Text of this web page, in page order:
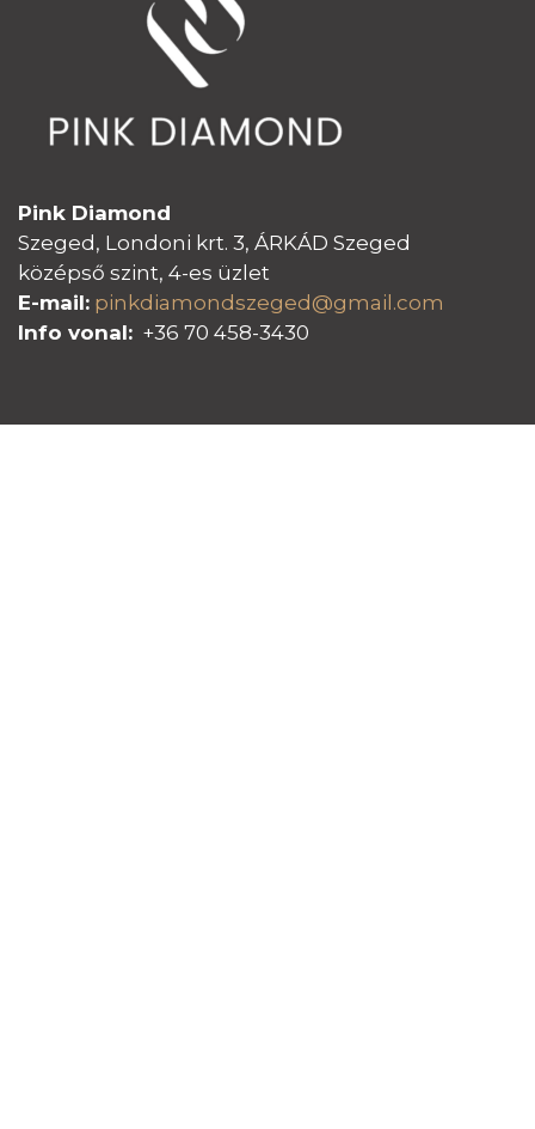
Pink Diamond
Szeged, Londoni krt. 3, ÁRKÁD Szeged
középső szint, 4-es üzlet
E-mail: pinkdiamondszeged@gmail.com
Info vonal: +36 70 458-3430